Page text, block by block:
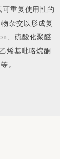
可重复使用性的
杂交以形成复
、硫酸化聚醚
烯基吡咯烷酮
。